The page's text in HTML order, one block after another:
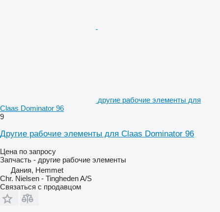
другие рабочие элементы для
Claas Dominator 96
9
Другие рабочие элементы для Claas Dominator 96
Цена по запросу
Запчасть - другие рабочие элементы
Дания, Hemmet
Chr. Nielsen - Tingheden A/S
Связаться с продавцом